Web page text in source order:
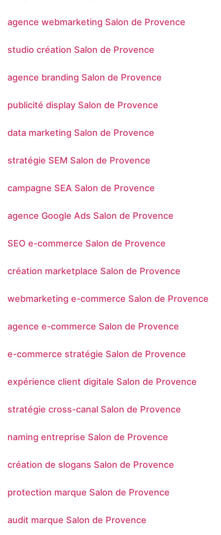
agence webmarketing Salon de Provence
studio création Salon de Provence
agence branding Salon de Provence
publicité display Salon de Provence
data marketing Salon de Provence
stratégie SEM Salon de Provence
campagne SEA Salon de Provence
agence Google Ads Salon de Provence
SEO e-commerce Salon de Provence
création marketplace Salon de Provence
webmarketing e-commerce Salon de Provence
agence e-commerce Salon de Provence
e-commerce stratégie Salon de Provence
expérience client digitale Salon de Provence
stratégie cross-canal Salon de Provence
naming entreprise Salon de Provence
création de slogans Salon de Provence
protection marque Salon de Provence
audit marque Salon de Provence